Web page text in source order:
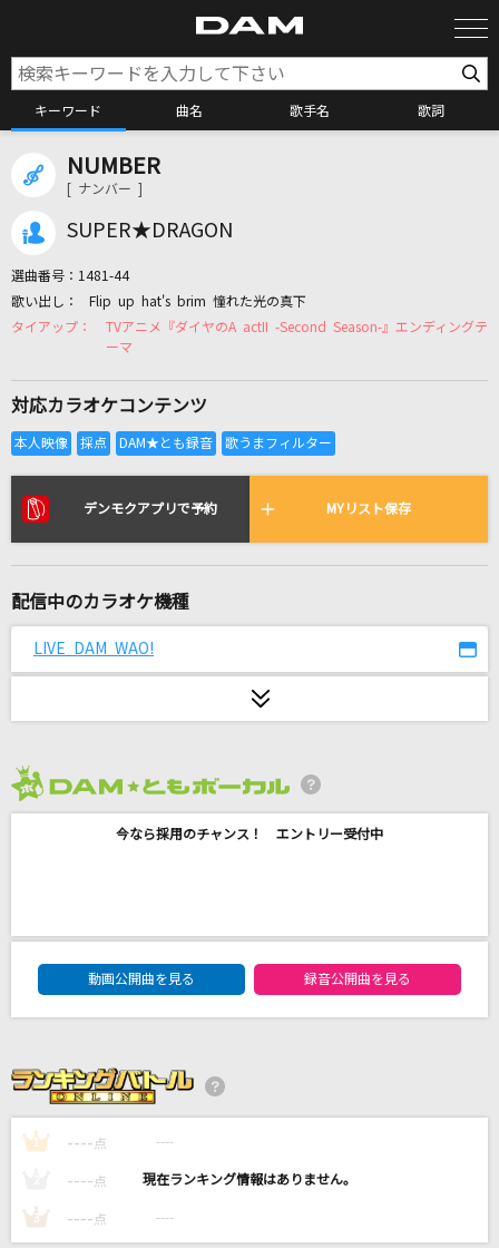
キーワード 曲名 歌手名 歌詞
カラオケリクエスト
全国りれき
リアルタイムで歌われている曲の一覧
ヴァンパイア
Fallen
[生音]OH MY LITTLE GIRL
Lovers Again
EXILE
only my railgun
革命少女S
MAGIC
夢をあきらめないで
岡村孝子
ホラークイーン
ファントムシータ
NUMBER
[ ナンバー ]
SUPER★DRAGON
選曲番号： 1481-44
Flip up hat's brim 憧れた光の真下
TVアニメ『ダイヤのA actII -Second Season-』エンディングテ
ーマ
対応カラオケコンテンツ
デンモクアプリで予約 MYリスト保存
配信中のカラオケ機種
LIVE DAM WAO!
今なら採用のチャンス！ エントリー受付中
DAM★ともボーカルエントリーランキング
動画公開曲を見る
録音公開曲を見る
1 ---- 点 ----
---- 点 ----
3 ---- 点 ----